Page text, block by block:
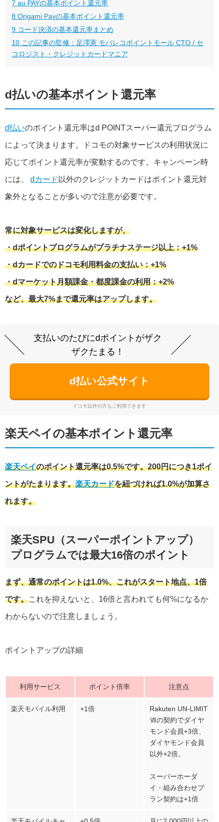
7 au PAYの基本ポイント還元率
8 Origami Payの基本ポイント還元率
9 コード決済の基本還元率まとめ
10 この記事の監修：足澤憲 モバレコポイントモール CTO / セ
コロジスト・クレジットカードマニア
d払いの基本ポイント還元率
d払いのポイント還元率はd POINTスーパー還元プログラム
によって決まります。ドコモの対象サービスの利用状況に
応じてポイント還元率が変動するのです。キャンペーン時
には、 dカード 以外のクレジットカードはポイント還元対
象外となることが多いので注意が必要です。
常に対象サービスは変化しますが、
・dポイントプログラムがプラチナステージ以上：+1%
・dカードでのドコモ利用料金の支払い：+1%
・dマーケット月額課金・都度課金の利用：+2%
など、最大7%まで還元率はアップします。
支払いのたびにdポイントがザク
ザクたまる！
d払い公式サイト
ドコモ以外の方もご利用できます
楽天ペイの基本ポイント還元率
楽天ペイのポイント還元率は0.5%です。200円につき1ポイ
ントがたまります。楽天カードを紐づければ1.0%が加算さ
れます。
楽天SPU（スーパーポイントアップ）
プログラムでは最大16倍のポイント
まず、通常のポイントは1.0%、これがスタート地点、1倍
です。これを抑えないと、16倍と言われても何%になるか
わからないので注意しましょう。
ポイントアップの詳細
利用サービス ポイント倍率 注意点
楽天モバイル利用 +1倍
Rakuten UN-LIMIT
Ⅶの契約でダイヤ
モンド会員+3倍、
ダイヤモンド会員
以外+2倍。
スーパーホーダ
イ・組み合わせプ
ラン契約は+1倍